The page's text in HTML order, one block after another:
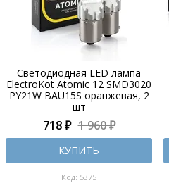
Светодиодная LED лампа
ElectroKot Atomic 12 SMD3020
PY21W BAU15S оранжевая, 2
шт
718 ₽ 1 960 ₽
КУПИТЬ
Код: 5375